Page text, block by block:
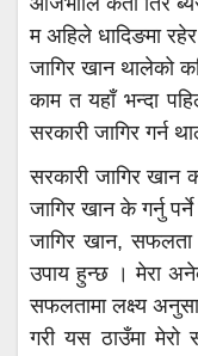
म अहिले धादिङमा
जागिर खान थालेको
काम त यहाँ भन्दा
सरकारी जागिर गर्न
सरकारी जागिर खान
जागिर खान के गर्नु
जागिर खान, सफलता
उपाय हुन्छ । मेरा
सफलतामा लक्ष्य
गरी यस ठाउँमा मेरो